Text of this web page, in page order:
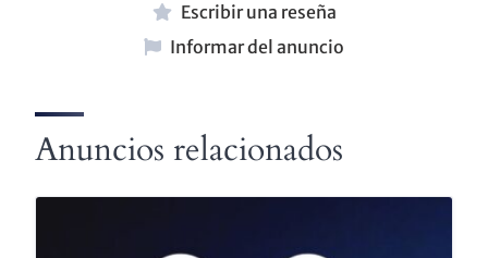
Escribir una reseña
Informar del anuncio
Anuncios relacionados